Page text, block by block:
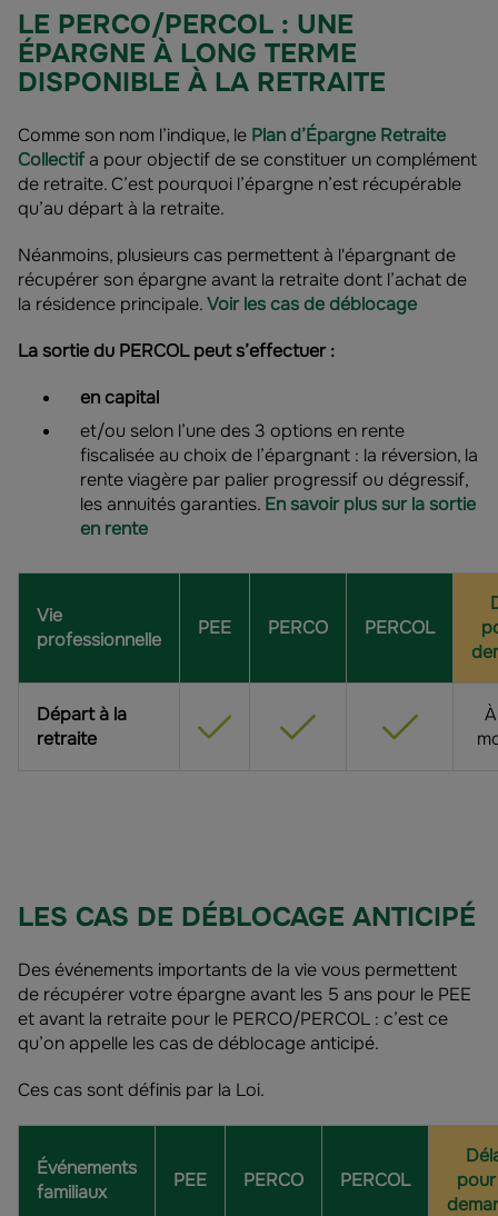
LE PERCO/PERCOL : UNE
ÉPARGNE À LONG TERME
DISPONIBLE À LA RETRAITE
Comme son nom l’indique, le Plan d’Épargne Retraite
Collectif a pour objectif de se constituer un complément
de retraite. C’est pourquoi l’épargne n’est récupérable
qu’au départ à la retraite.
Néanmoins, plusieurs cas permettent à l'épargnant de
récupérer son épargne avant la retraite dont l’achat de
la résidence principale.Voir les cas de déblocage
La sortie du PERCOL peut s’effectuer :
en capital
et/ou selon l’une des 3 options en rente
fiscalisée au choix de l’épargnant : la réversion, la
rente viagère par palier progressif ou dégressif,
les annuités garanties. En savoir plus sur la sortie
en rente
Vie
professionnelle
PEE PERCO PERCOL
Départ à la
retraite
LES CAS DE DÉBLOCAGE ANTICIPÉ
Des événements importants de la vie vous permettent
de récupérer votre épargne avant les 5 ans pour le PEE
et avant la retraite pour le PERCO/PERCOL : c’est ce
qu’on appelle les cas de déblocage anticipé.
Ces cas sont définis par la Loi.
Événements
familiaux
PEE PERCO PERCOL